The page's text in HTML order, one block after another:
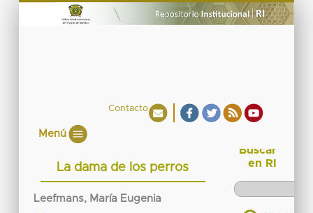
Contacto
Menú
La dama de los perros
Leefmans, María Eugenia
Buscar
en RI